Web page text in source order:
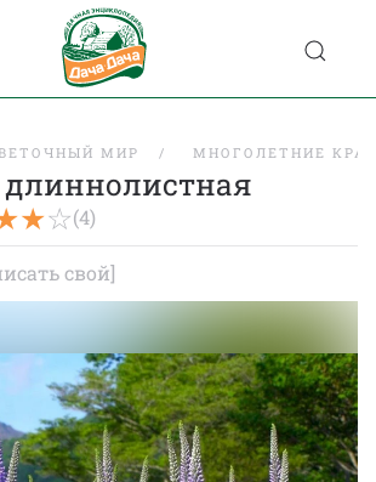
МИР МНОГОЛЕТНИЕ
(4)
свой]